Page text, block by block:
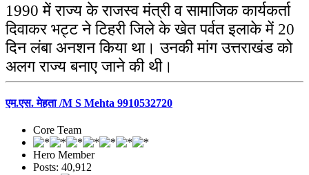
1990 में राज्य के राजस्व मंत्री व सामाजिक कार्यकर्ता
दिवाकर भट्ट ने टिहरी जिले के खेत पर्वत इलाके में 20
दिन लंबा अनशन किया था। उनकी मांग उत्तराखंड को
अलग राज्य बनाए जाने की थी।
एम.एस. मेहता /M S Mehta 9910532720
Core Team
Hero Member
Posts: 40,912